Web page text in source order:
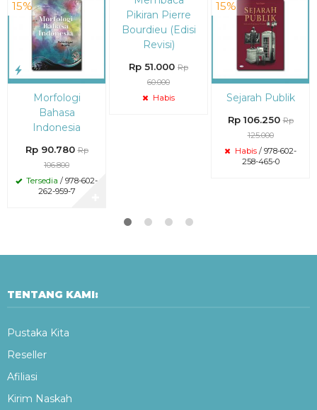
15%
Morfologi
Bahasa
Indonesia
Rp 90.780 Rp
106.800
Tersedia / 978-602-
262-959-7
Pikiran Pierre
Bourdieu (Edisi
Revisi)
Rp 51.000 Rp
60.000
Habis
15%
Sejarah Publik
Rp 106.250 Rp
125.000
Habis / 978-602-
258-465-0
TENTANG KAMI:
Pustaka Kita
Reseller
Afiliasi
Kirim Naskah